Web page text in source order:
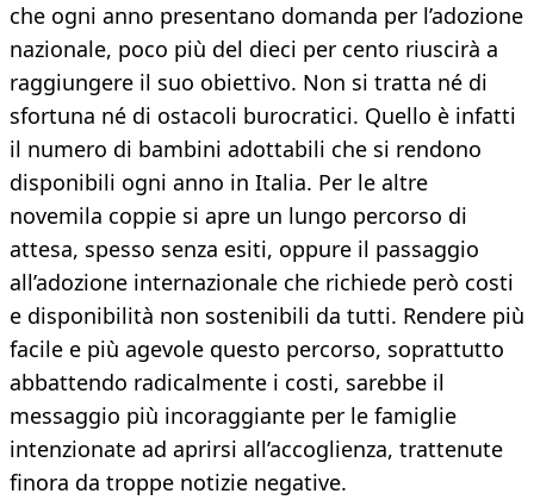
che ogni anno presentano domanda per l’adozione
nazionale, poco più del dieci per cento riuscirà a
raggiungere il suo obiettivo. Non si tratta né di
sfortuna né di ostacoli burocratici. Quello è infatti
il numero di bambini adottabili che si rendono
disponibili ogni anno in Italia. Per le altre
novemila coppie si apre un lungo percorso di
attesa, spesso senza esiti, oppure il passaggio
all’adozione internazionale che richiede però costi
e disponibilità non sostenibili da tutti. Rendere più
facile e più agevole questo percorso, soprattutto
abbattendo radicalmente i costi, sarebbe il
messaggio più incoraggiante per le famiglie
intenzionate ad aprirsi all’accoglienza, trattenute
finora da troppe notizie negative.